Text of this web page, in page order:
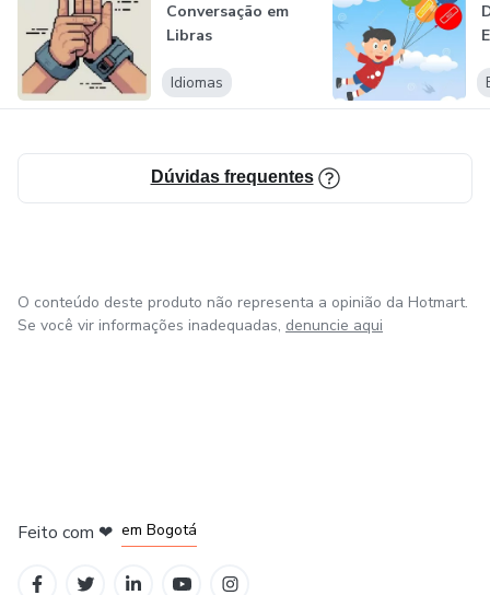
Conversação em
Libras
Idiomas
Dúvidas frequentes
O conteúdo deste produto não representa a opinião da Hotmart.
Se você vir informações inadequadas, denuncie aqui
Feito com ❤ em Bogotá